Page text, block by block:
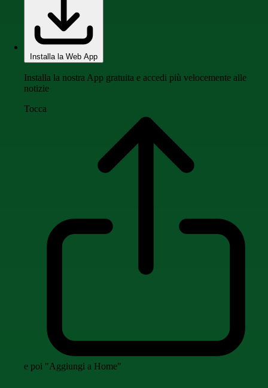
Installa la Web App
Installa la nostra App gratuita e accedi più velocemente alle
notizie
Tocca
e poi "Aggiungi a Home"